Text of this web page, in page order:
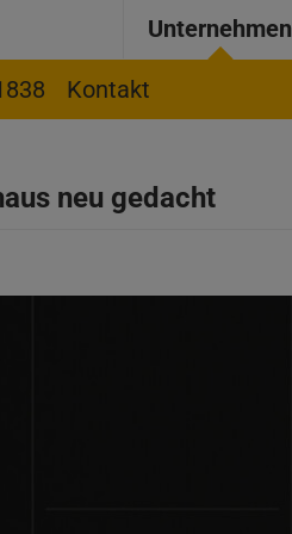
Unternehmen
Kontakt
neu gedacht